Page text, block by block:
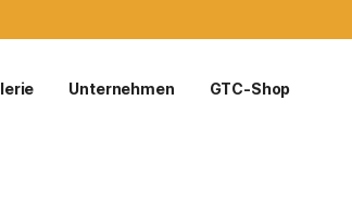
Unternehmen GTC-Shop